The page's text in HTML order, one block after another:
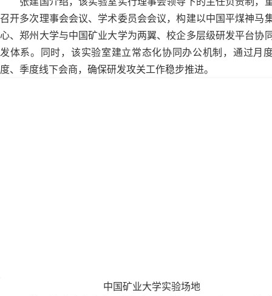
召开多次理事会会议、学术委员会会议，构建以中国平煤神马
心、郑州大学与中国矿业大学为两翼、校企多层级研发平台协
发体系。同时，该实验室建立常态化协同办公机制，通过月
度、季度线下会商，确保研发攻关工作稳步推进。
中国矿业大学实验场地